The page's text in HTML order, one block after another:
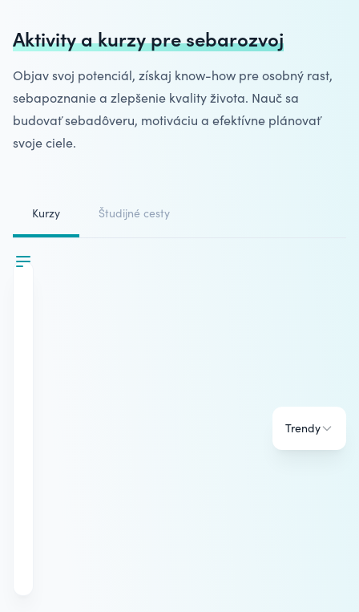
Aktivity a kurzy pre sebarozvoj
Objav svoj potenciál, získaj know-how pre osobný rast,
sebapoznaniea zlepšenie kvality života. Nauč sa
budovať sebadôveru, motiváciu a efektívne plánovať
svoje ciele.
Kurzy Študijné cesty
Trendy